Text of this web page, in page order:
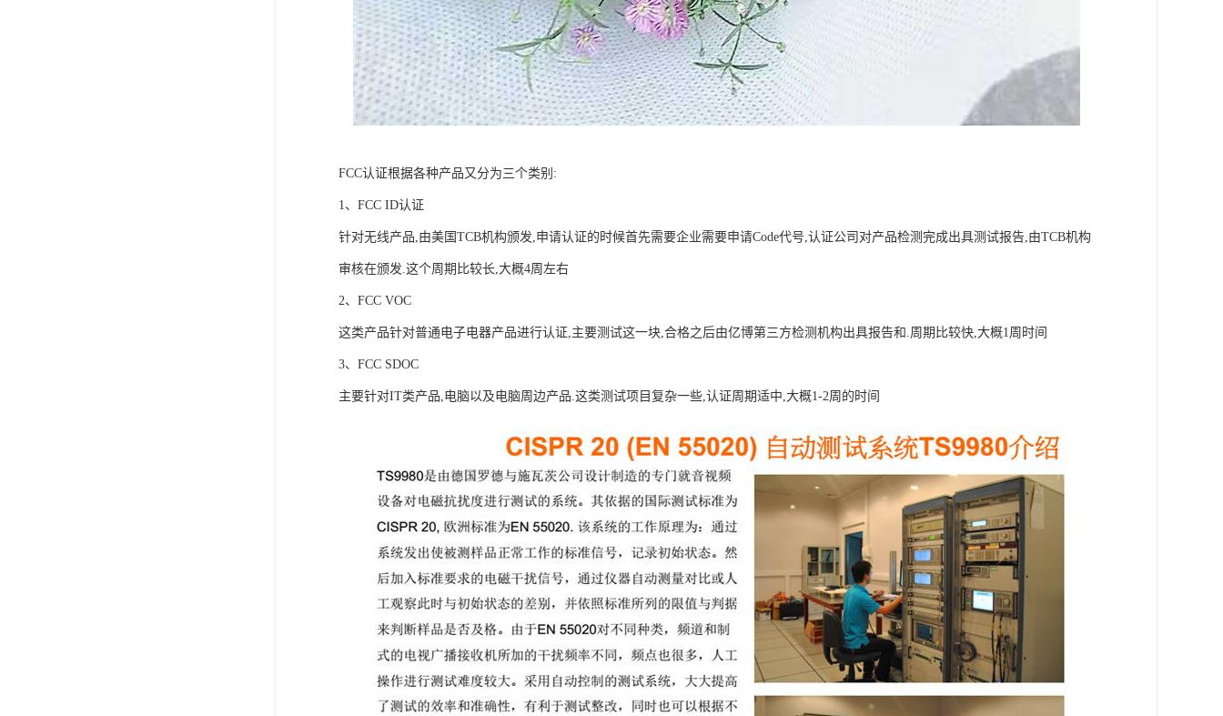
FCC认证根据各种产品又分为三个类别:
1、FCC ID认证
针对无线产品,由美国TCB机构颁发,申请认证的时候首先需要企业需要申请Code代号,认证公司对产品检测完成出具测试报告,由TCB机构
审核在颁发.这个周期比较长,大概4周左右
2、FCC VOC
这类产品针对普通电子电器产品进行认证,主要测试这一块,合格之后由亿博第三方检测机构出具报告和.周期比较快,大概1周时间
3、FCC SDOC
主要针对IT类产品,电脑以及电脑周边产品.这类测试项目复杂一些,认证周期适中,大概1-2周的时间